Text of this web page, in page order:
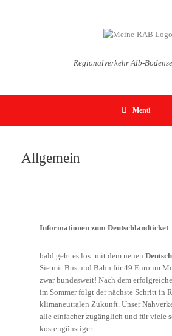
Regionalverkehr Alb-
Menü
Allgemein
Informationen zum Deutschlandticket
bald geht es los: mit dem neuen
Sie mit Bus und Bahn für 49 Euro im
zwar bundesweit! Nach dem
im Sommer folgt der nächste Schritt in
klimaneutralen Zukunft. Unser
alle einfacher zugänglich und für viele
kostengünstiger.